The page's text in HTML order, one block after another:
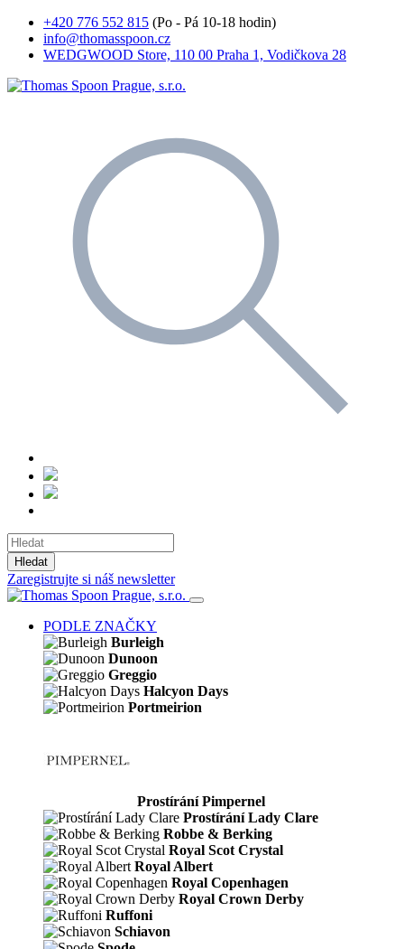
+420 776 552 815 (Po - Pá 10-18 hodin)
info@thomasspoon.cz
WEDGWOOD Store, 110 00 Praha 1, Vodičkova 28
Hledat
Zaregistrujte si náš newsletter
PODLE ZNAČKY
Burleigh
Dunoon
Greggio
Halcyon Days
Portmeirion
Prostírání Pimpernel
Prostírání Lady Clare
Robbe & Berking
Royal Scot Crystal
Royal Albert
Royal Copenhagen
Royal Crown Derby
Ruffoni
Schiavon